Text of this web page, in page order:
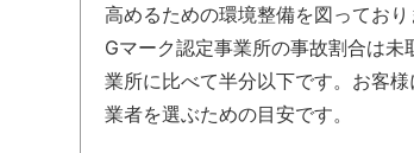
高めるための環境整備を図っており
Gマーク認定事業所の事故割合は未
業所に比べて半分以下です。お客
業者を選ぶための目安です。